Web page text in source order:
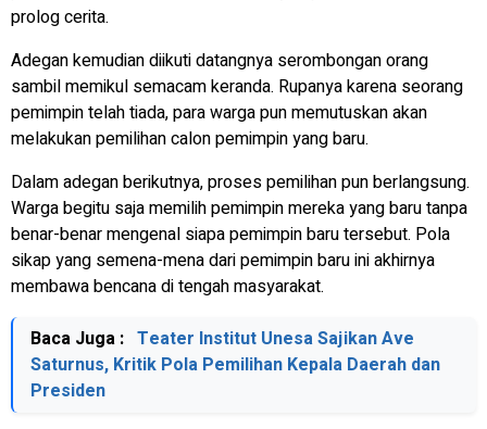
prolog cerita.
Adegan kemudian diikuti datangnya serombongan orang
sambil memikul semacam keranda. Rupanya karena seorang
pemimpin telah tiada, para warga pun memutuskan akan
melakukan pemilihan calon pemimpin yang baru.
Dalam adegan berikutnya, proses pemilihan pun berlangsung.
Warga begitu saja memilih pemimpin mereka yang baru tanpa
benar-benar mengenal siapa pemimpin baru tersebut. Pola
sikap yang semena-mena dari pemimpin baru ini akhirnya
membawa bencana di tengah masyarakat.
Baca Juga : Teater Institut Unesa Sajikan Ave
Saturnus, Kritik Pola Pemilihan Kepala Daerah dan
Presiden